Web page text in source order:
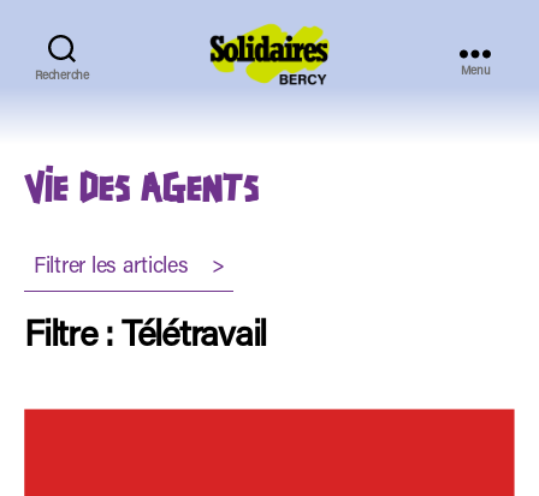
Recherche Menu
VIE DES AGENTS
Filtrer les articles >
Filtre : Télétravail